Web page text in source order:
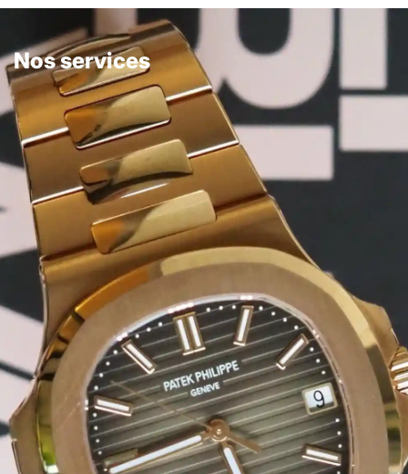
Nos services
Vous cherchez une montre d’exception à acquérir ?
Découvrir nos modèles